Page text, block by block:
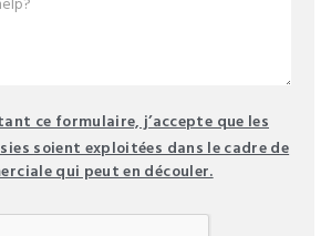
ce formulaire, j’accepte que les
soient exploitées dans le cadre de
qui peut en découler.